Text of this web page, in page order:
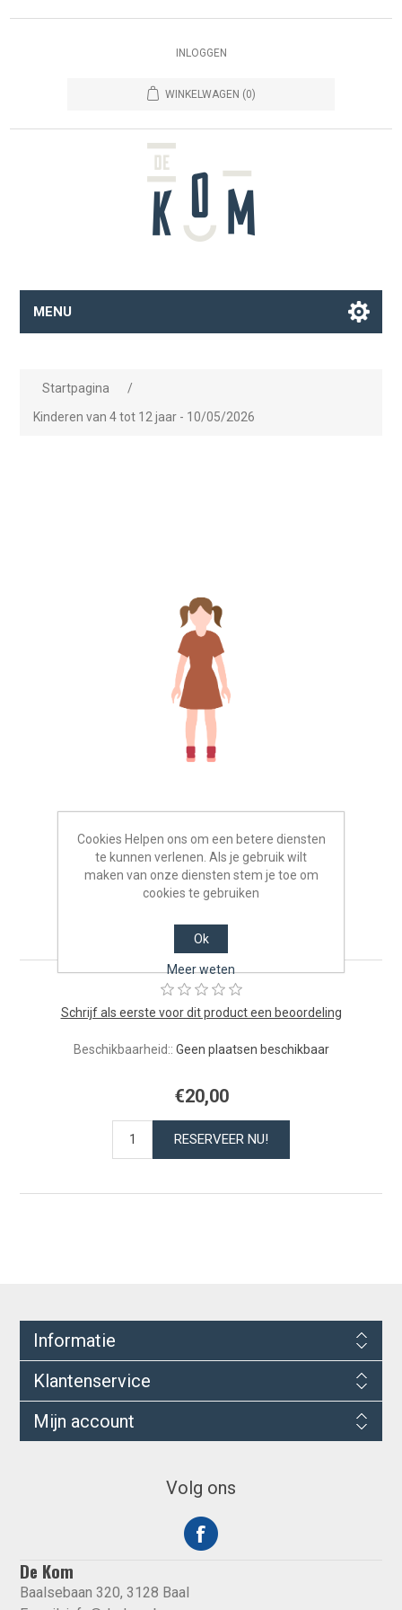
INLOGGEN
WINKELWAGEN (0)
MENU
Startpagina
/
Kinderen van 4 tot 12 jaar - 10/05/2026
Kinderen van 4 tot 12 jaar -
10/05/2026
Schrijf als eerste voor dit product een beoordeling
Beschikbaarheid:: Geen plaatsen beschikbaar
€20,00
RESERVEER NU!
Informatie
Klantenservice
Mijn account
Volg ons
De Kom
Baalsebaan 320, 3128 Baal
Cookies Helpen ons om een betere diensten
te kunnen verlenen. Als je gebruik wilt
maken van onze diensten stem je toe om
cookies te gebruiken
Ok
Meer weten